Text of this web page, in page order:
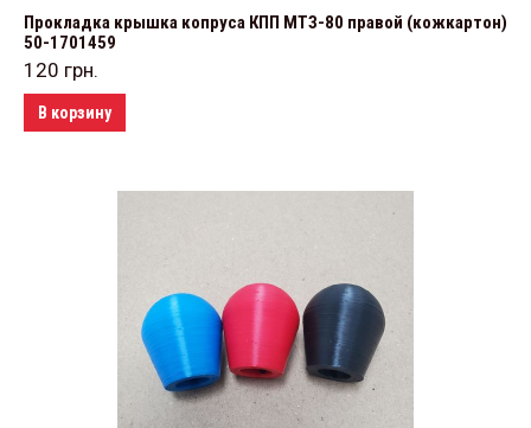
Прокладка крышка копруса КПП МТЗ-80 правой (кожкартон)
50-1701459
120 грн.
В корзину